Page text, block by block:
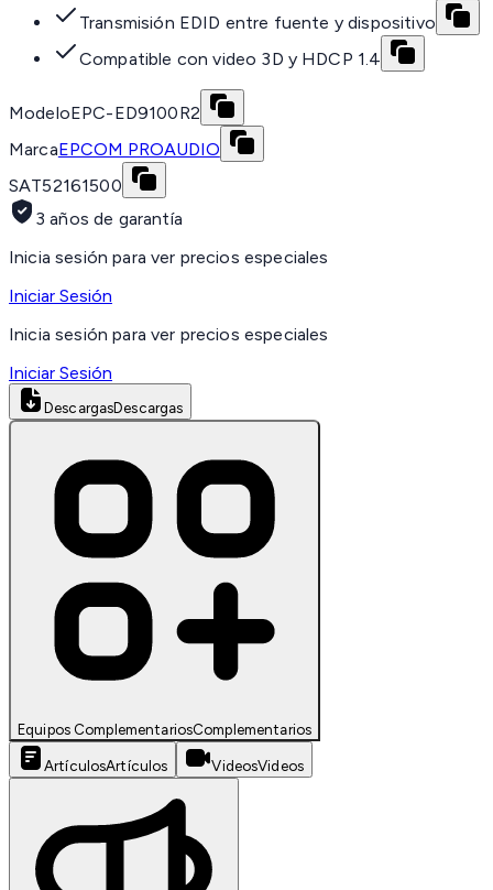
Transmisión EDID entre fuente y dispositivo
Compatible con video 3D y HDCP 1.4
ModeloEPC-ED9100R2
MarcaEPCOM PROAUDIO
SAT52161500
3 años de garantía
Inicia sesión para ver precios especiales
Iniciar Sesión
Inicia sesión para ver precios especiales
Iniciar Sesión
DescargasDescargas
Equipos ComplementariosComplementarios
ArtículosArtículos VideosVideos